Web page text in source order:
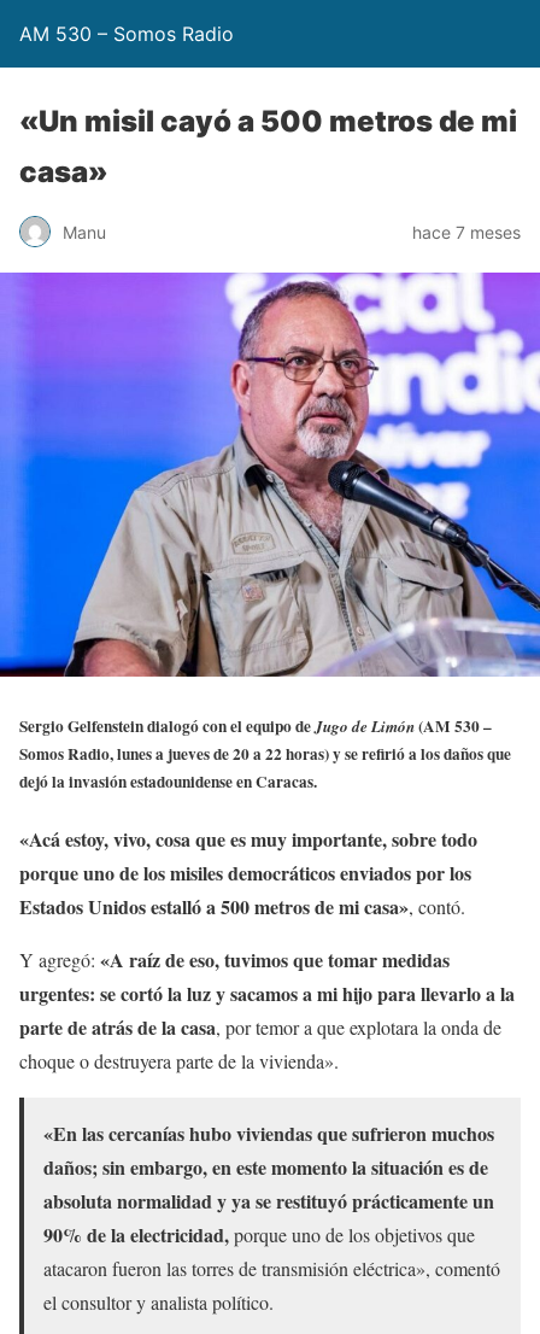
AM 530 – Somos Radio
«Un misil cayó a 500 metros de mi
casa»
Manu hace 7 meses
Sergio Gelfenstein dialogó con el equipo deJugo de Limón(AM 530 –
Somos Radio, lunes a jueves de 20 a 22 horas) y se refirió a los daños que
dejó la invasión estadounidense en Caracas.
«Acá estoy, vivo, cosa que es muy importante, sobre todo
porque uno de los misiles democráticos enviados por los
Estados Unidos estalló a 500 metros de mi casa», contó.
Y agregó: «A raíz de eso, tuvimos que tomar medidas
urgentes: se cortó la luz y sacamos a mi hijo para llevarlo a la
parte de atrás de la casa, por temor a que explotara la onda de
choque o destruyera parte de la vivienda».
«En las cercanías hubo viviendas que sufrieron muchos
daños; sin embargo, en este momento la situación es de
absoluta normalidad y ya se restituyó prácticamente un
90% de la electricidad,porque uno de los objetivos que
atacaron fueron las torres de transmisión eléctrica», comentó
el consultor y analista político.